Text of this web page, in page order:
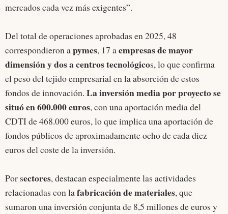
mercados cada vez más exigentes”.
Del total de operaciones aprobadas en 2025, 48
correspondieron apymes, 17 aempresas de mayor
dimensión y dos a centros tecnológicos, lo que confirma
el peso del tejido empresarial en la absorción de estos
fondos de innovación. La inversión media por proyecto se
situó en 600.000 euros, con una aportación media del
CDTI de 468.000 euros, lo que implica una aportación de
fondos públicos de aproximadamente ocho de cada diez
euros del coste de la inversión.
Por sectores, destacan especialmente las actividades
relacionadas con lafabricación de materiales, que
sumaron una inversión conjunta de 8,5 millones de euros y